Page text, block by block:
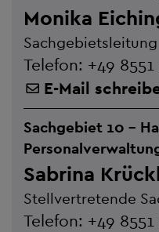
Monika
Sachgebietsleitung
Telefon: +49
E-Mail
Sachgebiet 10 -
Sabrina
Stellvertretende
Telefon: +49